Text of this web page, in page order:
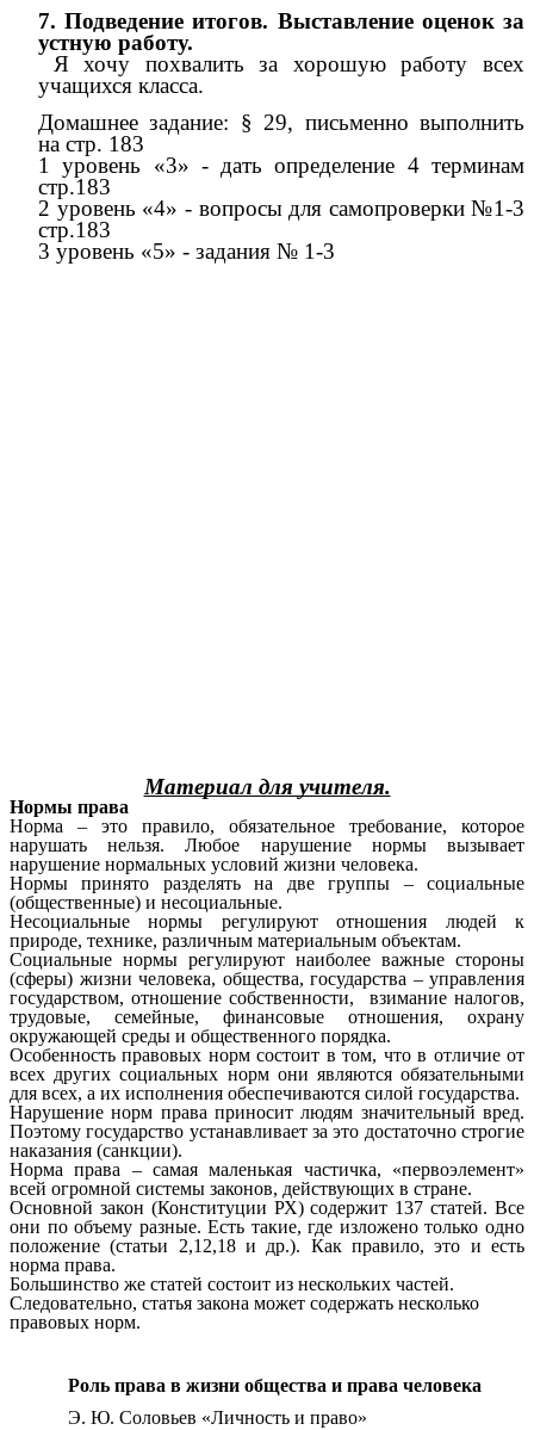
7. Подведение итогов. Выставление оценок за
устную работу.
Я хочу похвалить за хорошую работу всех
учащихся класса.
Домашнее задание: § 29, письменно выполнить
на стр. 183
1 уровень «3» - дать определение 4 терминам
стр.183
2 уровень «4» - вопросы для самопроверки №1-3
стр.183
3 уровень «5» - задания № 1-3
Материал для учителя.
Нормы права
Норма – это правило, обязательное требование, которое
нарушать нельзя. Любое нарушение нормы вызывает
нарушение нормальных условий жизни человека.
Нормы принято разделять на две группы – социальные
(общественные) и несоциальные.
Несоциальные нормы регулируют отношения людей к
природе, технике, различным материальным объектам.
Социальные нормы регулируют наиболее важные стороны
(сферы) жизни человека, общества, государства – управления
государством, отношение собственности, взимание налогов,
трудовые, семейные, финансовые отношения, охрану
окружающей среды и общественного порядка.
Особенность правовых норм состоит в том, что в отличие от
всех других социальных норм они являются обязательными
для всех, а их исполнения обеспечиваются силой государства.
Нарушение норм права приносит людям значительный вред.
Поэтому государство устанавливает за это достаточно строгие
наказания (санкции).
Норма права – самая маленькая частичка, «первоэлемент»
всей огромной системы законов, действующих в стране.
Основной закон (Конституции РХ) содержит 137 статей. Все
они по объему разные. Есть такие, где изложено только одно
положение (статьи 2,12,18 и др.). Как правило, это и есть
норма права.
Большинство же статей состоит из нескольких частей.
Следовательно, статья закона может содержать несколько
правовых норм.
Роль права в жизни общества и права человека
Э. Ю. Соловьев «Личность и право»